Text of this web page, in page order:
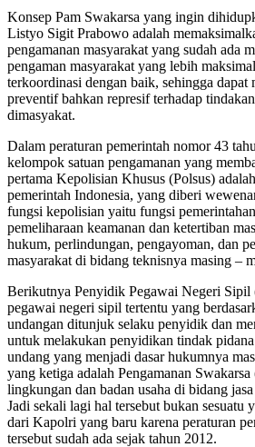
Konsep Pam Swakarsa yang ingin
Listyo Sigit Prabowo adalah
pengamanan masyarakat yang sudah ada
pengaman masyarakat yang lebih
terkoordinasi dengan baik, sehingga dapat
preventif bahkan represif terhadap
dimasyakat.
Dalam peraturan pemerintah nomor 43
kelompok satuan pengamanan yang
pertama Kepolisian Khusus (Polsus)
pemerintah Indonesia, yang diberi
fungsi kepolisian yaitu fungsi
pemeliharaan keamanan dan ketertiban
hukum, perlindungan, pengayoman, dan
masyarakat di bidang teknisnya masing –
Berikutnya Penyidik Pegawai Negeri Sipil
pegawai negeri sipil tertentu yang
undangan ditunjuk selaku penyidik dan
untuk melakukan penyidikan tindak
undang yang menjadi dasar hukumnya
yang ketiga adalah Pengamanan Swakarsa
lingkungan dan badan usaha di bidang
Jadi sekali lagi hal tersebut bukan sesuatu
dari Kapolri yang baru karena peraturan
tersebut sudah ada sejak tahun 2012.